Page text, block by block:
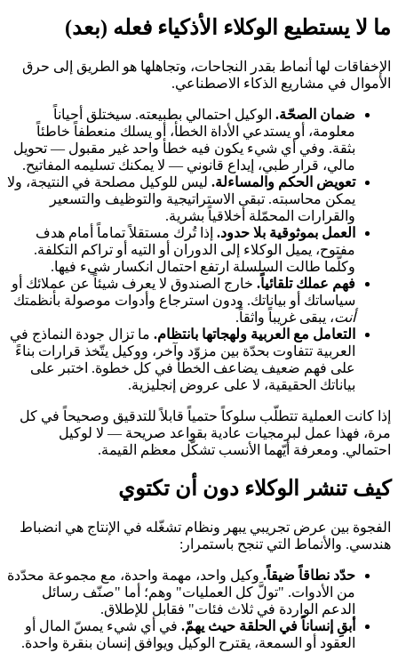
ما لا يستطيع الوكلاء الأذكياء فعله (بعد)
الإخفاقات لها أنماط بقدر النجاحات، وتجاهلها هو الطريق إلى حرق
الأموال في مشاريع الذكاء الاصطناعي.
ضمان الصحّة. الوكيل احتمالي بطبيعته. سيختلق أحياناً
معلومة، أو يستدعي الأداة الخطأ، أو يسلك منعطفاً خاطئاً
بثقة. وفي أي شيء يكون فيه خطأ واحد غير مقبول — تحويل
مالي، قرار طبي، إيداع قانوني — لا يمكنك تسليمه المفاتيح.
تعويض الحكم والمساءلة. ليس للوكيل مصلحة في النتيجة، ولا
يمكن محاسبته. تبقى الاستراتيجية والتوظيف والتسعير
والقرارات المحمّلة أخلاقياً بشرية.
العمل بموثوقية بلا حدود. إذا تُرك مستقلاً تماماً أمام هدف
مفتوح، يميل الوكلاء إلى الدوران أو التيه أو تراكم التكلفة.
وكلّما طالت السلسلة ارتفع احتمال انكسار شيء فيها.
فهم عملك تلقائياً. خارج الصندوق لا يعرف شيئاً عن عملائك أو
سياساتك أو بياناتك. ودون استرجاع وأدوات موصولة بأنظمتك
أنت، يبقى غريباً واثقاً.
التعامل مع العربية ولهجاتها بانتظام. ما تزال جودة النماذج في
العربية تتفاوت بحدّة بين مزوّد وآخر، ووكيل يتّخذ قرارات بناءً
على فهم ضعيف يضاعف الخطأ في كل خطوة. اختبر على
بياناتك الحقيقية، لا على عروض إنجليزية.
إذا كانت العملية تتطلّب سلوكاً حتمياً قابلاً للتدقيق وصحيحاً في كل
مرة، فهذا عمل لبرمجيات عادية بقواعد صريحة — لا لوكيل
احتمالي. ومعرفة أيّهما الأنسب تشكّل معظم القيمة.
كيف تنشر الوكلاء دون أن تكتوي
الفجوة بين عرض تجريبي يبهر ونظام تشغّله في الإنتاج هي انضباط
هندسي. والأنماط التي تنجح باستمرار:
حدّد نطاقاً ضيقاً. وكيل واحد، مهمة واحدة، مع مجموعة محدّدة
من الأدوات. "تولَّ كل العمليات" وهم؛ أما "صنّف رسائل
الدعم الواردة في ثلاث فئات" فقابل للإطلاق.
أبقِ إنساناً في الحلقة حيث يهمّ. في أي شيء يمسّ المال أو
العقود أو السمعة، يقترح الوكيل ويوافق إنسان بنقرة واحدة.